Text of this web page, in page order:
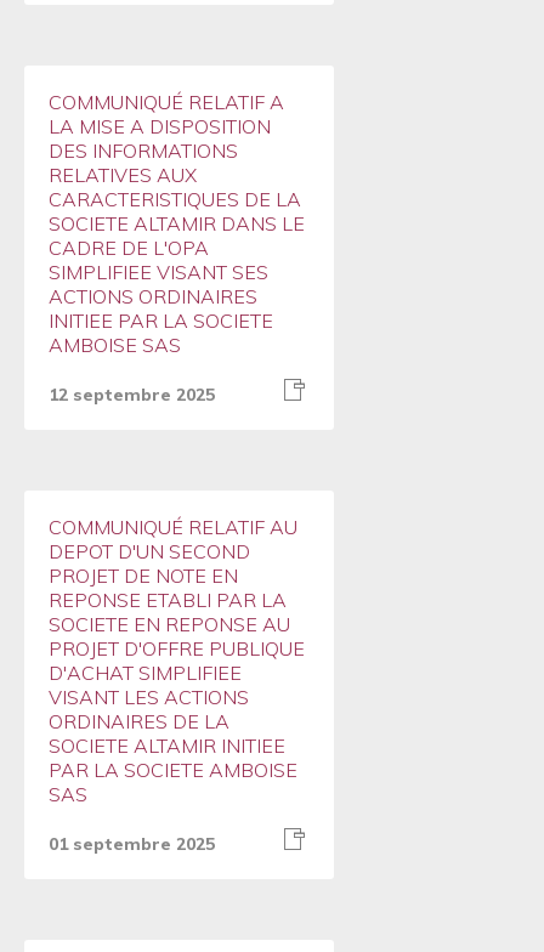
COMMUNIQUÉ RELATIF A
LA MISE A DISPOSITION
DES INFORMATIONS
RELATIVES AUX
CARACTERISTIQUES DE LA
SOCIETE ALTAMIR DANS LE
CADRE DE L'OPA
SIMPLIFIEE VISANT SES
ACTIONS ORDINAIRES
INITIEE PAR LA SOCIETE
AMBOISE SAS
12 septembre 2025
COMMUNIQUÉ RELATIF AU
DEPOT D'UN SECOND
PROJET DE NOTE EN
REPONSE ETABLI PAR LA
SOCIETE EN REPONSE AU
PROJET D'OFFRE PUBLIQUE
D'ACHAT SIMPLIFIEE
VISANT LES ACTIONS
ORDINAIRES DE LA
SOCIETE ALTAMIR INITIEE
PAR LA SOCIETE AMBOISE
SAS
01 septembre 2025